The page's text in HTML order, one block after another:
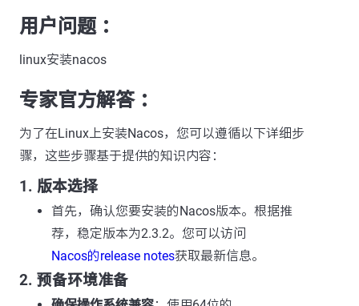
用户问题 ：
linux安装nacos
专家官方解答 ：
为了在Linux上安装Nacos，您可以遵循以下详细步
骤，这些步骤基于提供的知识内容：
1. 版本选择
首先，确认您要安装的Nacos版本。根据推
荐，稳定版本为2.3.2。您可以访问
Nacos的release notes获取最新信息。
2. 预备环境准备